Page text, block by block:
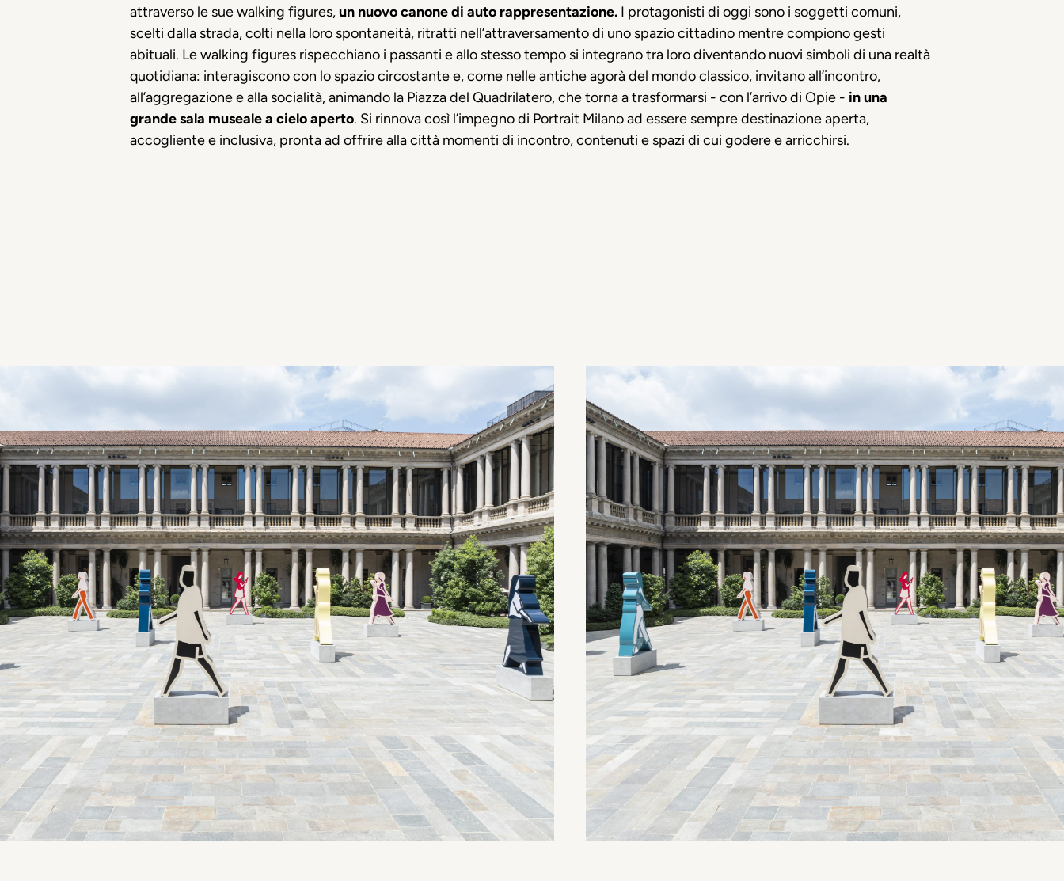
attraverso le sue walking figures,un nuovo canone di auto rappresentazione. I protagonisti di oggi sono i soggetti comuni,
scelti dalla strada, colti nella loro spontaneità, ritratti nell’attraversamento di uno spazio cittadino mentre compiono gesti
abituali. Le walking figures rispecchiano i passanti e allo stesso tempo si integrano tra loro diventando nuovi simboli di una realtà
quotidiana: interagiscono con lo spazio circostante e, come nelle antiche agorà del mondo classico, invitano all’incontro,
all’aggregazione e alla socialità, animando la Piazza del Quadrilatero, che torna a trasformarsi - con l’arrivo di Opie - in una
grande sala museale a cielo aperto. Si rinnova così l’impegno di Portrait Milano ad essere sempre destinazione aperta,
accogliente e inclusiva, pronta ad offrire alla città momenti di incontro, contenuti e spazi di cui godere e arricchirsi.